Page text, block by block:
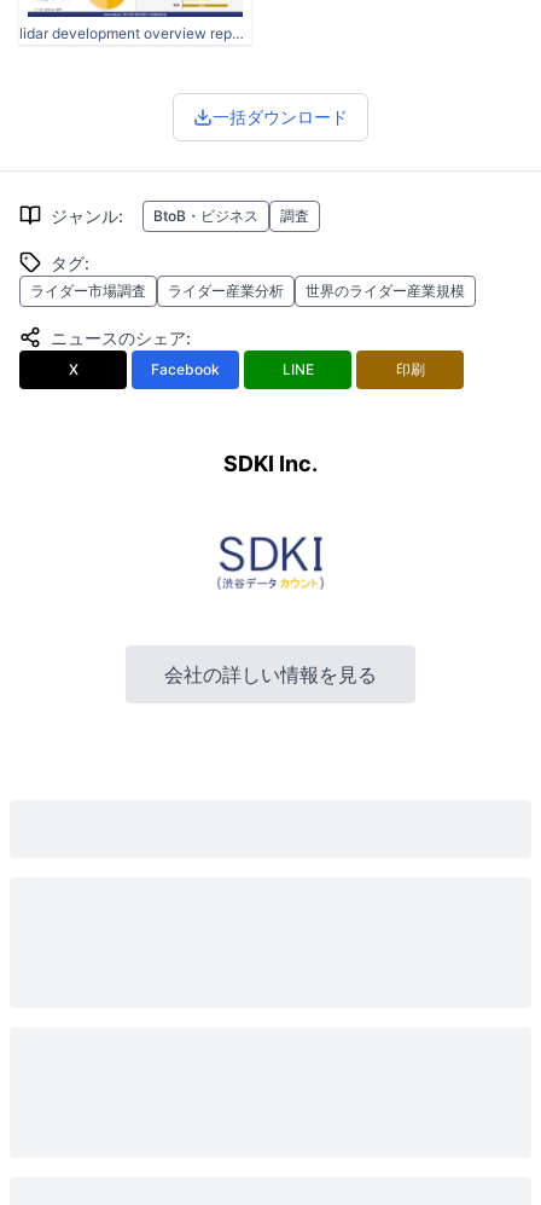
lidar development overview report.jpg
一括ダウンロード
ジャンル: BtoB・ビジネス 調査
タグ:
ライダー市場調査 ライダー産業分析 世界のライダー産業規模
ニュースのシェア:
X Facebook LINE 印刷
SDKI Inc.
会社の詳しい情報を見る